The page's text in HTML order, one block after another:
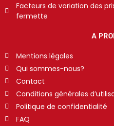
Facteurs de variation des
fermette
A
Mentions légales
Qui sommes-nous?
Contact
Conditions générales
Politique de confidentialité
FAQ